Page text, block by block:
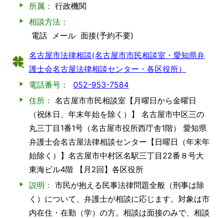
所属： 行政機関
相談方法：
電話
メール 面接(予約不要)
名古屋市法律相談(名古屋市市民相談室・愛知県弁
護士会名古屋法律相談センター・各区役所）
電話番号：
052-953-7584
住所： 名古屋市市民相談室【月曜日から金曜日
（祝休日、年末年始を除く）】 名古屋市中区三の
丸三丁目1番1号（名古屋市役所西庁舎1階） 愛知県
弁護士会名古屋法律相談センター【日曜日（年末年
始除く）】名古屋市中村区名駅三丁目22番８号大
東海ビル4階 【月2回】各区役所
説明： 市民が抱える民事法律問題全般（刑事は除
く）について、弁護士が相談に応じます。対象は市
内在住・在勤（学）の方。相談は面接のみで、相談